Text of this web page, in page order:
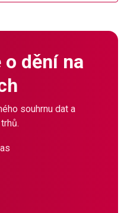
o dění na
souhrnu dat a